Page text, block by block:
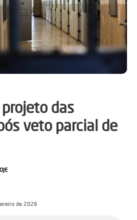
das
veto parcial de
de 2026